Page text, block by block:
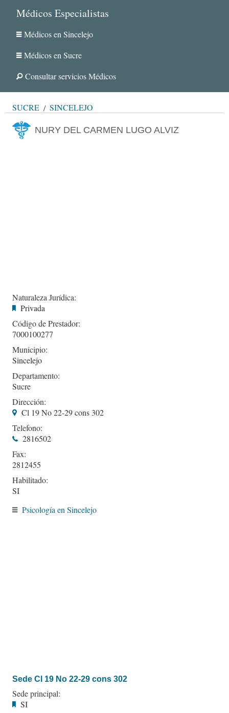
Médicos Especialistas
Médicos en Sincelejo
Médicos en Sucre
Consultar servicios Médicos
SUCRE SINCELEJO
NURY DEL CARMEN LUGO ALVIZ
Naturaleza Jurídica:
Privada
Código de Prestador:
7000100277
Municipio:
Sincelejo
Departamento:
Sucre
Dirección:
Cl 19 No 22-29 cons 302
Telefono:
2816502
Fax:
2812455
Habilitado:
SI
Psicología en Sincelejo
Sede Cl 19 No 22-29 cons 302
Sede principal:
SI